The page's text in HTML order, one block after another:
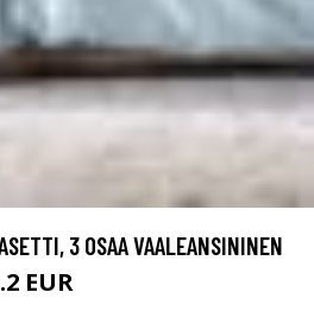
3 OSAA VAALEANSININEN
EUR